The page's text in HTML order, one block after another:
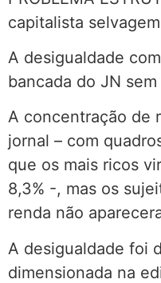
capitalista
A desigualdade
bancada do JN
A concentração de
jornal – com
que os mais ricos
8,3% -, mas os
renda não
A desigualdade foi
dimensionada na